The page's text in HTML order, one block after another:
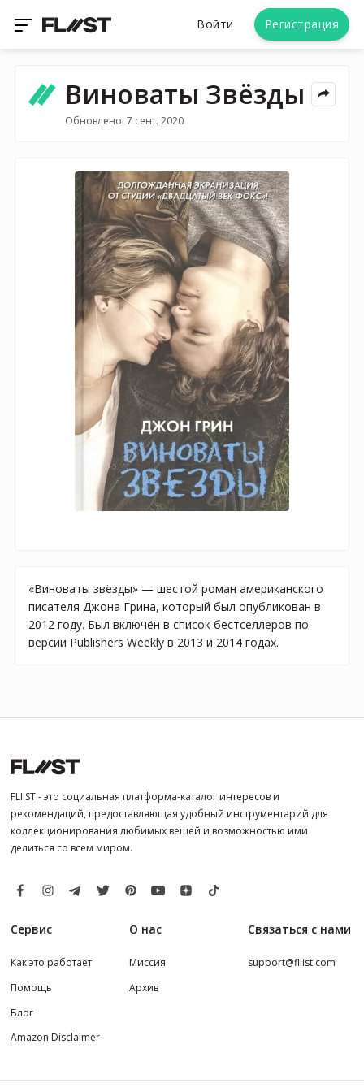
Войти Регистрация
Виноваты Звёзды
Обновлено: 7 сент. 2020
«Виноваты звёзды» — шестой роман американского
писателя Джона Грина, который был опубликован в
2012 году. Был включён в список бестселлеров по
версии Publishers Weekly в 2013 и 2014 годах.
FLIIST - это социальная платформа-каталог интересов и
рекомендаций, предоставляющая удобный инструментарий для
коллекционирования любимых вещей и возможностью ими
делиться со всем миром.
Сервис
Как это работает
Помощь
Блог
Amazon Disclaimer
О нас
Миссия
Архив
Связаться с нами
support@fliist.com